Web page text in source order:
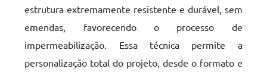
estrutura extremamente resistente e durável, sem
emendas, favorecendo o processo de
impermeabilização. Essa técnica permite a
personalização total do projeto, desde o formato e